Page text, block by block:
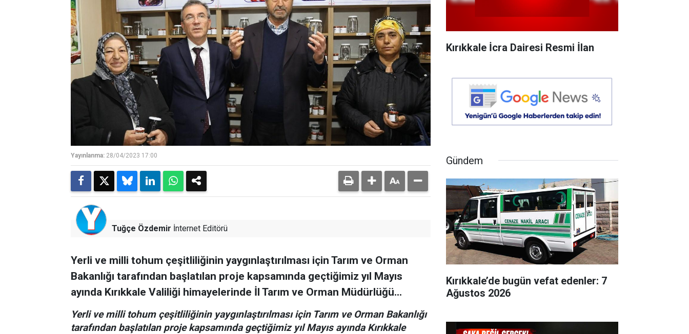
Yayınlanma: 28/04/2023 17:00
Tuğçe Özdemir İnternet Editörü
Yerli ve milli tohum çeşitliliğinin yaygınlaştırılması için Tarım ve Orman
Bakanlığı tarafından başlatılan proje kapsamında geçtiğimiz yıl Mayıs
ayında Kırıkkale Valiliği himayelerinde İl Tarım ve Orman Müdürlüğü...
Yerli ve milli tohum çeşitliliğinin yaygınlaştırılması için Tarım ve Orman Bakanlığı
tarafından başlatılan proje kapsamında geçtiğimiz yıl Mayıs ayında Kırıkkale
Kırıkkale İcra Dairesi Resmi İlan
Gündem
Kırıkkale’de bugün vefat edenler: 7
Ağustos 2026